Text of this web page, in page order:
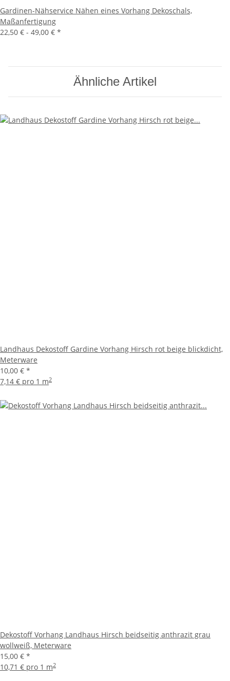
Gardinen-Nähservice Nähen eines Vorhang Dekoschals,
Maßanfertigung
22,50 € - 49,00 € *
Ähnliche Artikel
Landhaus Dekostoff Gardine Vorhang Hirsch rot beige blickdicht,
Meterware
10,00 € *
7,14 € pro 1 m2
Dekostoff Vorhang Landhaus Hirsch beidseitig anthrazit grau
wollweiß, Meterware
15,00 € *
10,71 € pro 1 m2